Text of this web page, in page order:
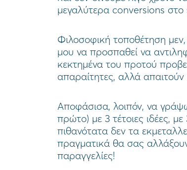
μεγαλύτερα conversions
Φιλοσοφική τοποθέτηση
μου να προσπαθεί να
κεκτημένα του προτού
απαραίτητες, αλλά
Αποφάσισα, λοιπόν, να
πρώτο) με 3 τέτοιες ιδέες,
πιθανότατα δεν τα
πραγματικά θα σας
παραγγελίες!